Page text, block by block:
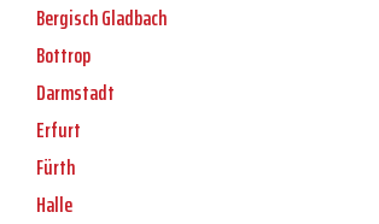
Bergisch Gladbach
Bottrop
Darmstadt
Erfurt
Fürth
Halle